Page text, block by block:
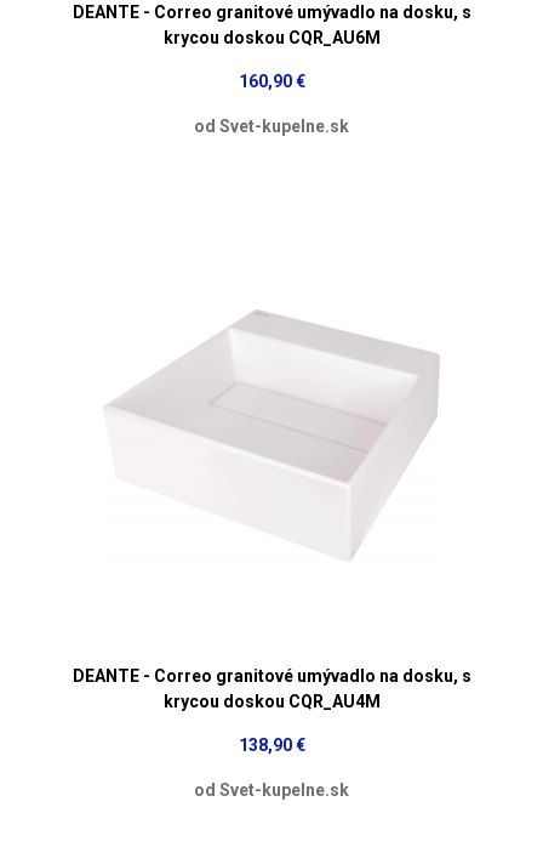
DEANTE - Correo granitové umývadlo na dosku, s
krycou doskou CQR_AU6M
160,90 €
od Svet-kupelne.sk
DEANTE - Correo granitové umývadlo na dosku, s
krycou doskou CQR_AU4M
138,90 €
od Svet-kupelne.sk